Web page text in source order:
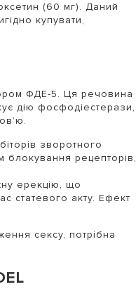
(60 мг). Даний
купувати,
ФДЕ-5. Ця речовина
дію фосфодіестерази,
зворотного
блокування рецепторів,
ерекцію, що
статевого акту. Ефект
сексу, потрібна